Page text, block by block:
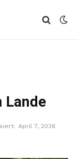
Lande
April 7, 2026